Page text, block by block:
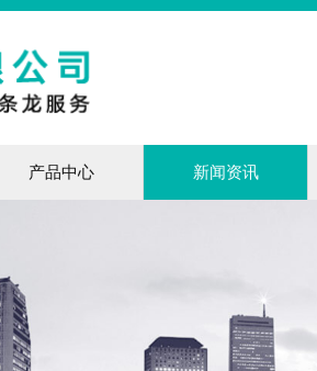
产品中心 新闻资讯